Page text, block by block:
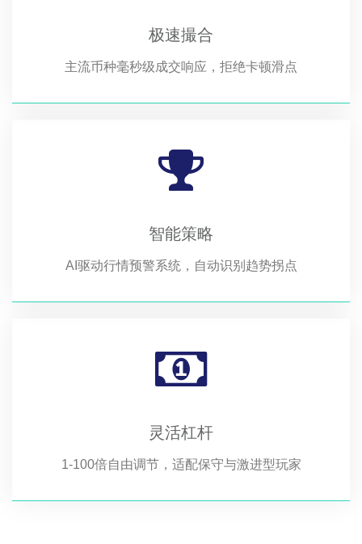
极速撮合
主流币种毫秒级成交响应，拒绝卡顿滑点
智能策略
AI驱动行情预警系统，自动识别趋势拐点
灵活杠杆
1-100倍自由调节，适配保守与激进型玩家